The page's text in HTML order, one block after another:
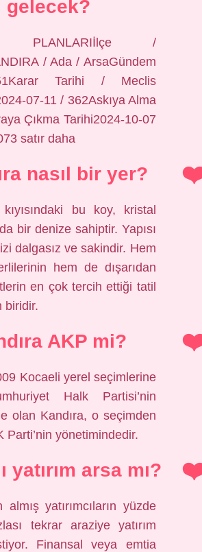
gelecek?
PLANLARIİlçe /
/ Ada / ArsaGündem
Tarihi / Meclis
07-11 / 362Askıya Alma
Çıkma Tarihi2024-10-07
satır daha
nasıl bir yer?
bu koy, kristal
bir denize sahiptir. Yapısı
dalgasız ve sakindir. Hem
hem de dışarıdan
en çok tercih ettiği tatil
biridir.
AKP mi?
Kocaeli yerel seçimlerine
Halk Partisi’nin
olan Kandıra, o seçimden
Parti’nin yönetimindedir.
yatırım arsa mı?
almış yatırımcıların yüzde
tekrar araziye yatırım
Finansal veya emtia